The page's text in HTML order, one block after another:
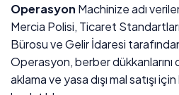
Operasyon Machinize adı
Mercia Polisi, Ticaret
Bürosu ve Gelir İdaresi
Operasyon, berber dükkanlarını
aklama ve yasa dışı mal satışı